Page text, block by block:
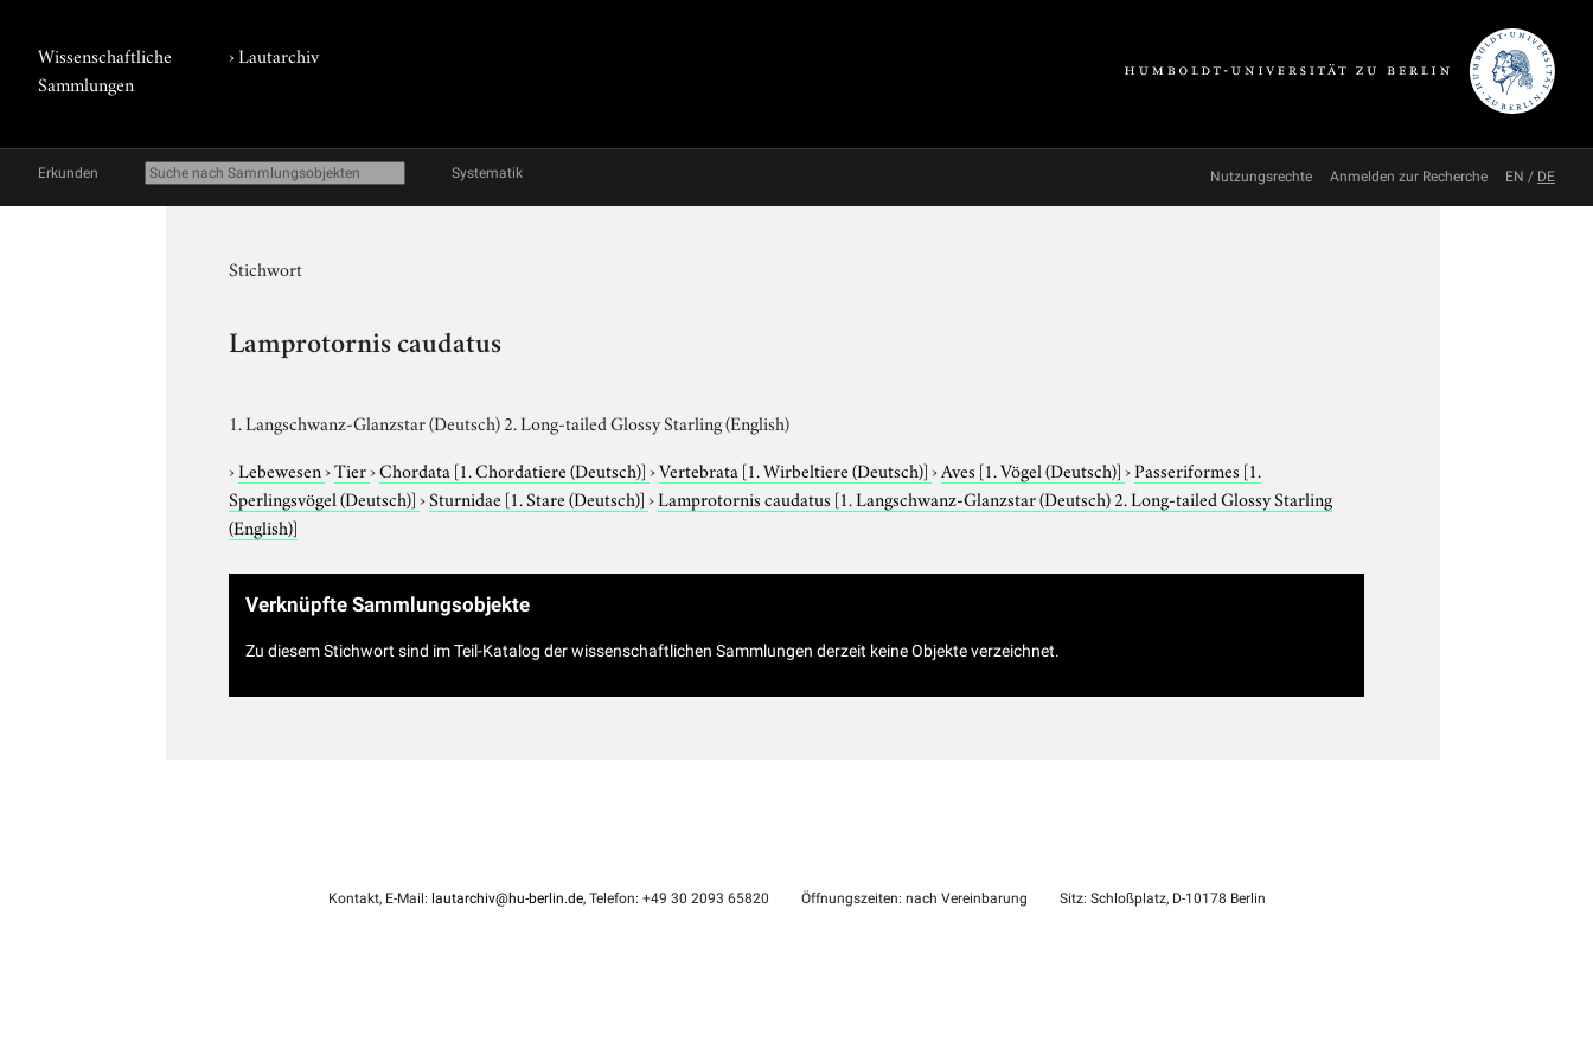
Wissenschaftliche
Sammlungen
›Lautarchiv
Erkunden Systematik Nutzungsrechte Anmelden zur Recherche EN / DE
Stichwort
Lamprotornis caudatus
1. Langschwanz-Glanzstar (Deutsch) 2. Long-tailed Glossy Starling (English)
›Lebewesen›Tier›Chordata [1. Chordatiere (Deutsch)]›Vertebrata [1. Wirbeltiere (Deutsch)]›Aves [1. Vögel (Deutsch)]›Passeriformes [1.
Sperlingsvögel (Deutsch)]›Sturnidae [1. Stare (Deutsch)]›Lamprotornis caudatus [1. Langschwanz-Glanzstar (Deutsch) 2. Long-tailed Glossy Starling
(English)]
Verknüpfte Sammlungsobjekte
Zu diesem Stichwort sind im Teil-Katalog der wissenschaftlichen Sammlungen derzeit keine Objekte verzeichnet.
Kontakt, E-Mail: lautarchiv@hu-berlin.de, Telefon: +49 30 2093 65820 Öffnungszeiten: nach Vereinbarung Sitz: Schloßplatz, D-10178 Berlin